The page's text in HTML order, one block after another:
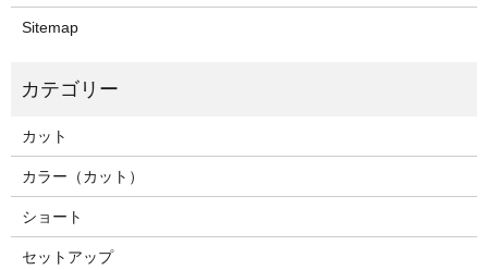
Sitemap
カット
カラー（カット）
ショート
セットアップ